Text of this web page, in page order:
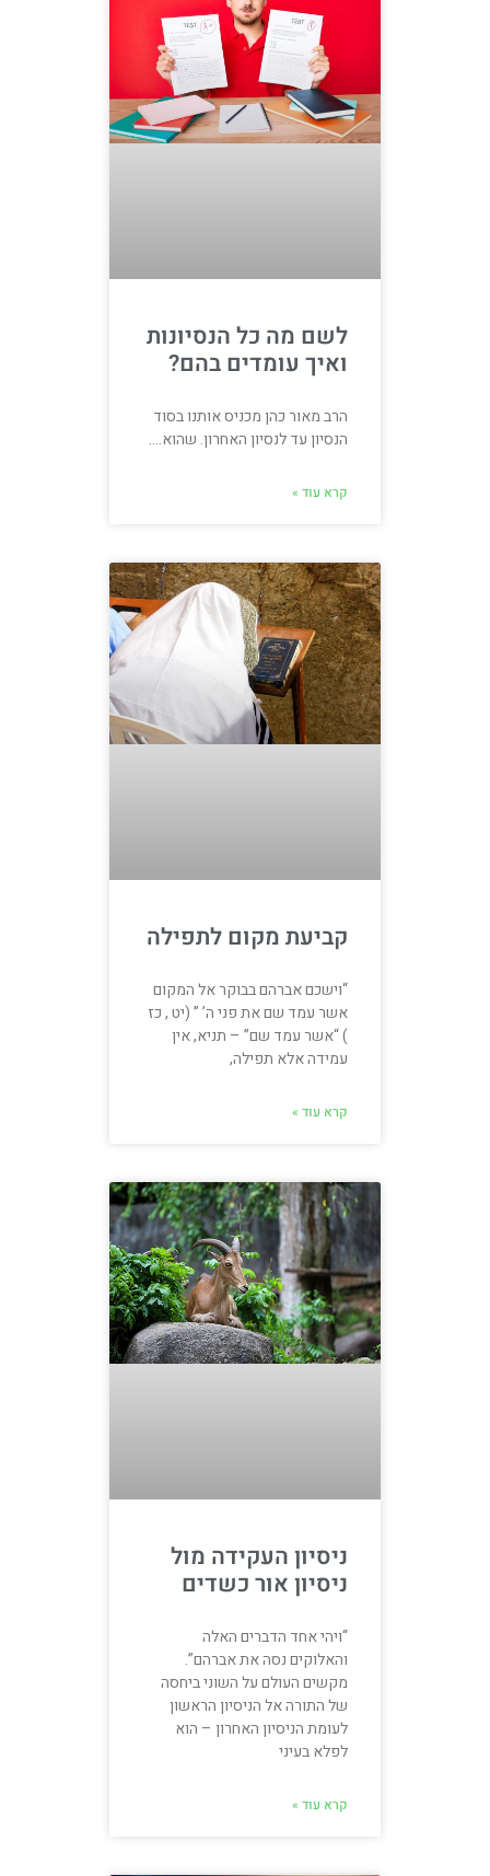
לשם מה כל הנסיונות
ואיך עומדים בהם?
הרב מאור כהן מכניס אותנו בסוד
הנסיון עד לנסיון האחרון. שהוא….
קרא עוד »
קביעת מקום לתפילה
“וישכם אברהם בבוקר אל המקום
אשר עמד שם את פני ה’ ” (יט , כז
) “אשר עמד שם” – תניא, אין
עמידה אלא תפילה,
קרא עוד »
ניסיון העקידה מול
ניסיון אור כשדים
“ויהי אחד הדברים האלה
והאלוקים נסה את אברהם”.
מקשים העולם על השוני ביחסה
של התורה אל הניסיון הראשון
לעומת הניסיון האחרון – הוא
לפלא בעיני
קרא עוד »